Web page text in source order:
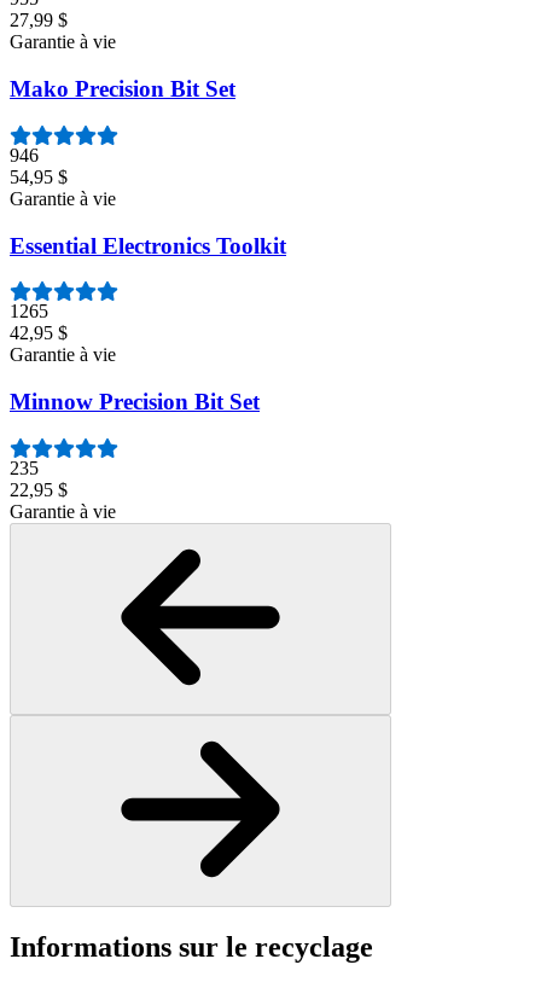
27,99 $
Garantie à vie
Mako Precision Bit Set
946
54,95 $
Garantie à vie
Essential Electronics Toolkit
1265
42,95 $
Garantie à vie
Minnow Precision Bit Set
235
22,95 $
Garantie à vie
Informations sur le recyclage